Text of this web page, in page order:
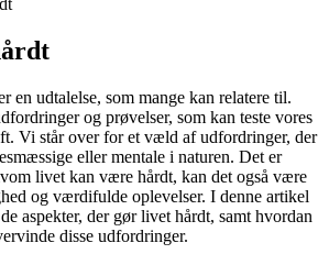
en udtalelse, som mange kan relatere til.
og prøvelser, som kan teste vores
Vi står over for et væld af udfordringer, der
eller mentale i naturen. Det er
livet kan være hårdt, kan det også være
og værdifulde oplevelser. I denne artikel
aspekter, der gør livet hårdt, samt hvordan
disse udfordringer.